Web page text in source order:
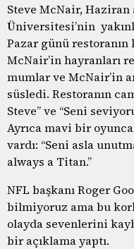
Steve McNair, Haziran
Üniversitesi’nin
Pazar günü restoranın
McNair’in hayranları
mumlar ve McNair’in
süsledi. Restoranın
Steve” ve “Seni
Ayrıca mavi bir
vardı: “Seni asla
always a Titan.”
NFL başkanı Roger
bilmiyoruz ama bu
olayda sevenlerini
bir açıklama yaptı.